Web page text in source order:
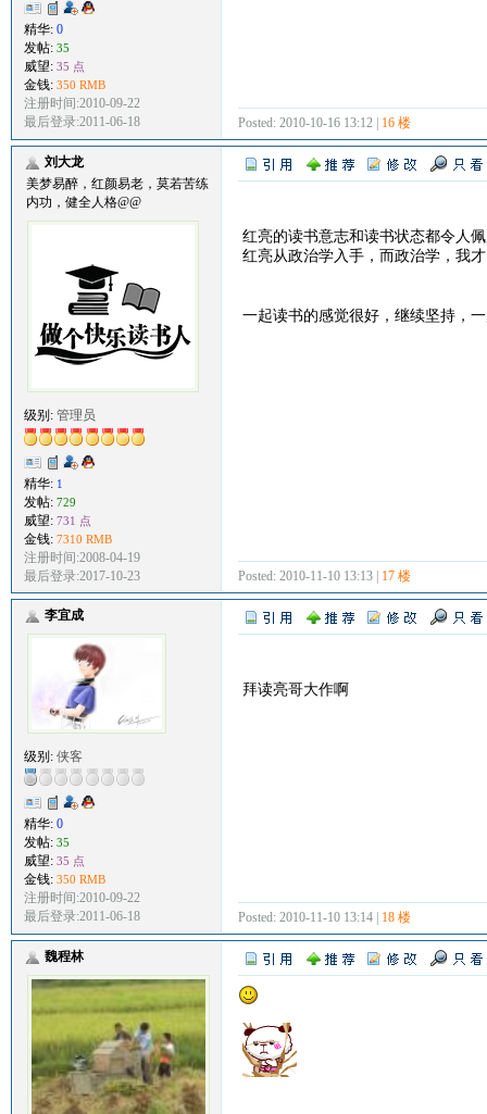
精华: 0
发帖: 35
威望: 35 点
金钱: 350 RMB
注册时间:2010-09-22
最后登录:2011-06-18
Posted: 2010-10-16 13:12 | 16 楼
刘大龙
美梦易醉，红颜易老，莫若苦练
内功，健全人格@@
级别: 管理员
精华: 1
发帖: 729
威望: 731 点
金钱: 7310 RMB
注册时间:2008-04-19
最后登录:2017-10-23
红亮的读书意志和读书状态都令人
红亮从政治学入手，而政治学，我
一起读书的感觉很好，继续坚持，
Posted: 2010-11-10 13:13 | 17 楼
李宜成
级别: 侠客
精华: 0
发帖: 35
威望: 35 点
金钱: 350 RMB
注册时间:2010-09-22
最后登录:2011-06-18
拜读亮哥大作啊
Posted: 2010-11-10 13:14 | 18 楼
魏程林